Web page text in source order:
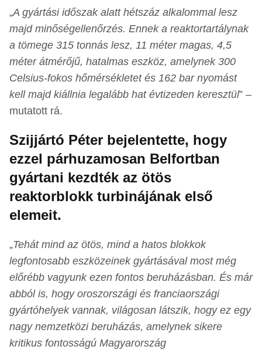
„A gyártási időszak alatt hétszáz alkalommal lesz
majd minőségellenőrzés. Ennek a reaktortartálynak
a tömege 315 tonnás lesz, 11 méter magas, 4,5
méter átmérőjű, hatalmas eszköz, amelynek 300
Celsius-fokos hőmérsékletet és 162 bar nyomást
kell majd kiállnia legalább hat évtizeden keresztül” –
mutatott rá.
Szijjártó Péter bejelentette, hogy
ezzel párhuzamosan Belfortban
gyártani kezdték az ötös
reaktorblokk turbinájának első
elemeit.
„Tehát mind az ötös, mind a hatos blokkok
legfontosabb eszközeinek gyártásával most még
előrébb vagyunk ezen fontos beruházásban. És már
abból is, hogy oroszországi és franciaországi
gyártóhelyek vannak, világosan látszik, hogy ez egy
nagy nemzetközi beruházás, amelynek sikere
kritikus fontosságú Magyarország